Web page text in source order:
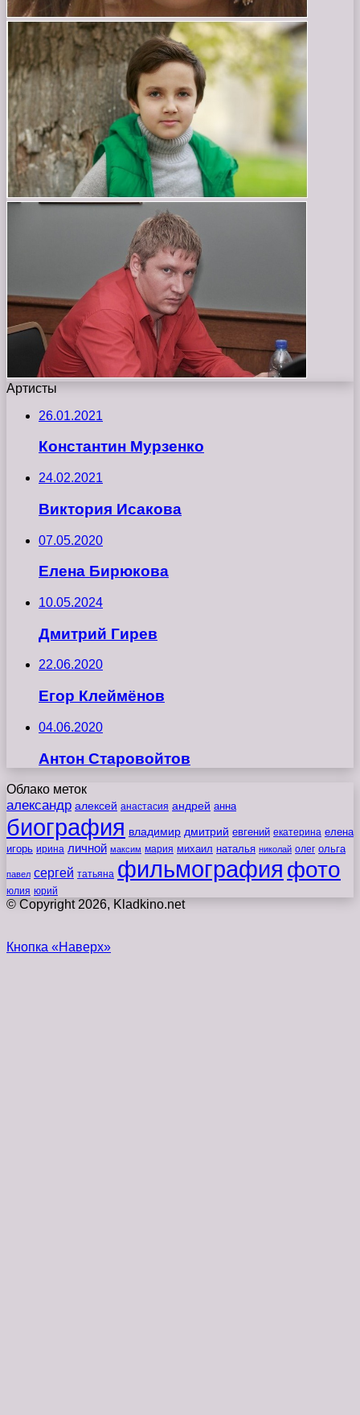
Артисты
26.01.2021
Константин Мурзенко
24.02.2021
Виктория Исакова
07.05.2020
Елена Бирюкова
10.05.2024
Дмитрий Гирев
22.06.2020
Егор Клеймёнов
04.06.2020
Антон Старовойтов
Облако меток
александр алексей анастасия андрей анна
биография владимир дмитрий евгений екатерина елена
игорь ирина личной максим мария михаил наталья николай олег ольга
павел сергей татьяна фильмография фото
юлия юрий
© Copyright 2026, Kladkino.net
Кнопка «Наверх»